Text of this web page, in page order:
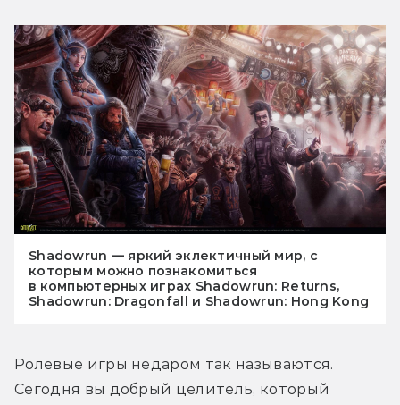
Shadowrun — яркий эклектичный мир, с
которым можно познакомиться
в компьютерных играх Shadowrun: Returns,
Shadowrun: Dragonfall и Shadowrun: Hong Kong
Ролевые игры недаром так называются.
Сегодня вы добрый целитель, который